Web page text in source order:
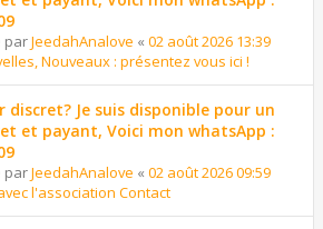
parJeedahAnalove « 02 août 2026 13:39
Nouveaux : présentez vous ici !
discret? Je suis disponible pour un
et payant, Voici mon whatsApp :
parJeedahAnalove « 02 août 2026 09:59
l'association Contact